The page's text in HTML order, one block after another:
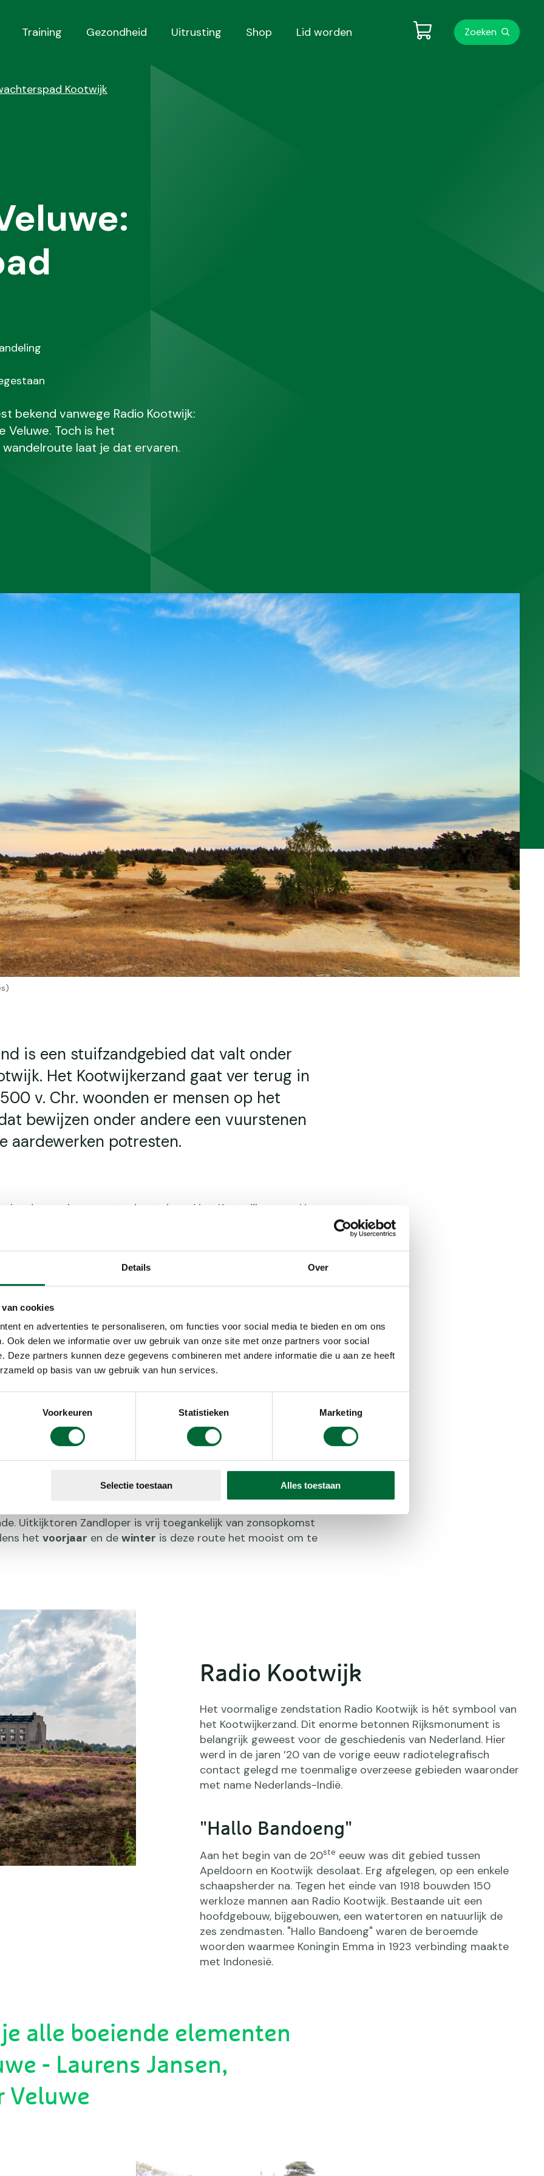
Details Over
cookies
en advertenties te personaliseren, om functies voor social media te bieden en om ons
Ook delen we informatie over uw gebruik van onze site met onze partners voor social
Deze partners kunnen deze gegevens combineren met andere informatie die u aan ze heeft
op basis van uw gebruik van hun services.
Voorkeuren Statistieken Marketing
Selectie toestaan Alles toestaan
Training Gezondheid Uitrusting Shop Lid worden Zoeken
Kootwijk
bekend vanwege Radio Kootwijk:
Veluwe. Toch is het
laat je dat ervaren.
is een stuifzandgebied dat valt onder
Het Kootwijkerzand gaat ver terug in
v. Chr. woonden er mensen op het
bewijzen onder andere een vuurstenen
aardewerken potresten.
hard gewerkt aan natuurherstel rond het Kootwijkerveen. Het
Houd er wel rekening mee dat de werkzaamheden voor
zoals een minder goed en modderiger begaanbaar pad.
Kootwijkerzand
de uitkijktoren van het Kootwijkerzand. Deze toren is 13,5
prachtig uitzicht over het Kootwijkerzand: de grootste
Europa van maar liefst 700 hectare. De uitkijktoren heeft de
zo op deze zandvlakte. Want ook de vorm lijkt enigszins op een
Uitkijktoren Zandloper is vrij toegankelijk van zonsopkomst
het voorjaar en de winter is deze route het mooist om te
Radio Kootwijk
Het voormalige zendstation Radio Kootwijk is hét symbool van
het Kootwijkerzand. Dit enorme betonnen Rijksmonument is
belangrijk geweest voor de geschiedenis van Nederland. Hier
werd in de jaren ’20 van de vorige eeuw radiotelegrafisch
contact gelegd me toenmalige overzeese gebieden waaronder
met name Nederlands-Indië.
"Hallo Bandoeng"
Aan het begin van de 20ste eeuw was dit gebied tussen
Apeldoorn en Kootwijk desolaat. Erg afgelegen, op een enkele
schaapsherder na. Tegen het einde van 1918 bouwden 150
werkloze mannen aan Radio Kootwijk. Bestaande uit een
hoofdgebouw, bijgebouwen, een watertoren en natuurlijk de
zes zendmasten. "Hallo Bandoeng" waren de beroemde
woorden waarmee Koningin Emma in 1923 verbinding maakte
met Indonesië.
alle boeiende elementen
- Laurens Jansen,
Veluwe